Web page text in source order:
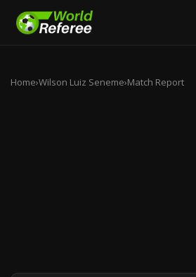
Home›Wilson Luiz Seneme›Match Report